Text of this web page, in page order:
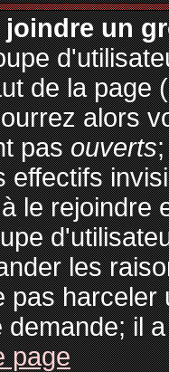
un
de la page
alors
pasouverts
effectifs
le rejoindre
les
pas
il
page